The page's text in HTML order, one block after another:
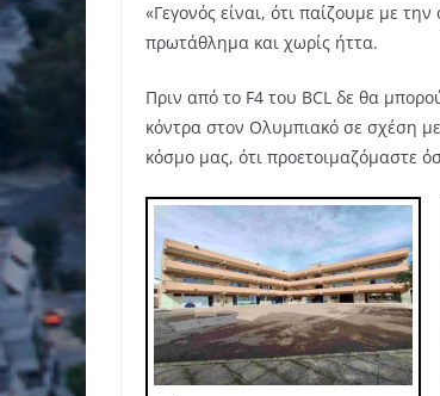
«Γεγονός είναι, ότι παίζουμε με
πρωτάθλημα και χωρίς ήττα.
Πριν από το F4 του BCL δε θα
κόντρα στον Ολυμπιακό σε σχέση
κόσμο μας, ότι προετοιμαζόμαστε